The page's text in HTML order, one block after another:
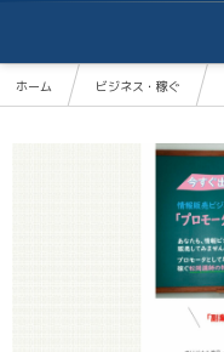
ホーム ビジネス・稼ぐ